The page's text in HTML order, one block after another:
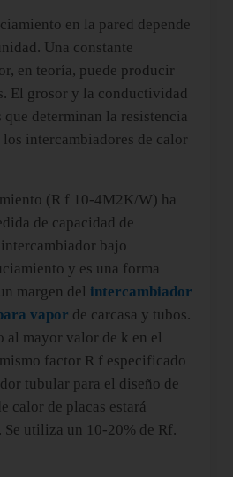
en la pared depende
Una constante
en teoría, puede producir
El grosor y la conductividad
determinan la resistencia
intercambiadores de calor
(R f 10-4M2K/W) ha
de capacidad de
bajo
y es una forma
margen del intercambiador
vapor de carcasa y tubos.
al mayor valor de k en el
factor R f especificado
tubular para el diseño de
calor de placas estará
Se utiliza un 10-20% de Rf.